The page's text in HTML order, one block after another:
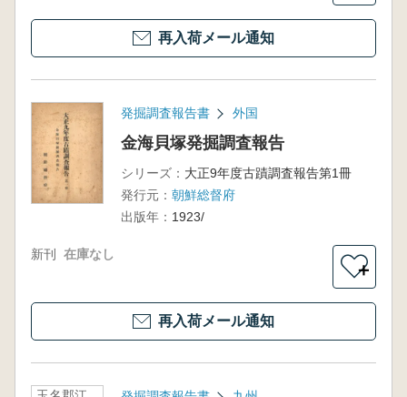
再入荷メール通知
発掘調査報告書 外国
金海貝塚発掘調査報告
シリーズ： 大正9年度古蹟調査報告第1冊
発行元： 朝鮮総督府
出版年： 1923/
新刊 在庫なし
＋
再入荷メール通知